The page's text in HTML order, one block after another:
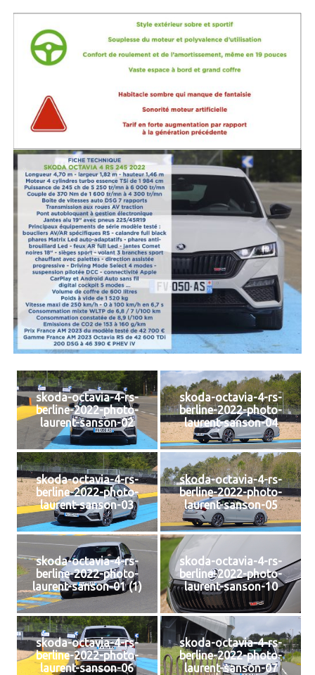
skoda-octavia-4-rs-
berline-2022-photo-
laurent-sanson-02
skoda-octavia-4-rs-
berline-2022-photo-
laurent-sanson-04
skoda-octavia-4-rs-
berline-2022-photo-
laurent-sanson-03
skoda-octavia-4-rs-
berline-2022-photo-
laurent-sanson-05
skoda-octavia-4-rs-
berline-2022-photo-
laurent-sanson-01 (1)
skoda-octavia-4-rs-
berline-2022-photo-
laurent-sanson-10
skoda-octavia-4-rs-
berline-2022-photo-
laurent-sanson-06
skoda-octavia-4-rs-
berline-2022-photo-
laurent-sanson-07